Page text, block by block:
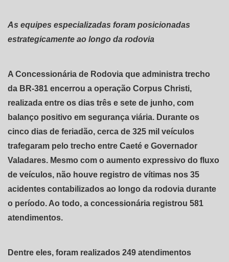
As equipes especializadas foram posicionadas
estrategicamente ao longo da rodovia
A Concessionária de Rodovia que administra trecho
da BR-381 encerrou a operação Corpus Christi,
realizada entre os dias três e sete de junho, com
balanço positivo em segurança viária. Durante os
cinco dias de feriadão, cerca de 325 mil veículos
trafegaram pelo trecho entre Caeté e Governador
Valadares. Mesmo com o aumento expressivo do fluxo
de veículos, não houve registro de vítimas nos 35
acidentes contabilizados ao longo da rodovia durante
o período. Ao todo, a concessionária registrou 581
atendimentos.
Dentre eles, foram realizados 249 atendimentos